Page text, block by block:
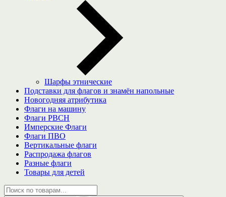
Шарфы этнические
Подставки для флагов и знамён напольные
Новогодняя атрибутика
Флаги на машину
Флаги РВСН
Имперские Флаги
Флаги ПВО
Вертикальные флаги
Распродажа флагов
Разные флаги
Товары для детей